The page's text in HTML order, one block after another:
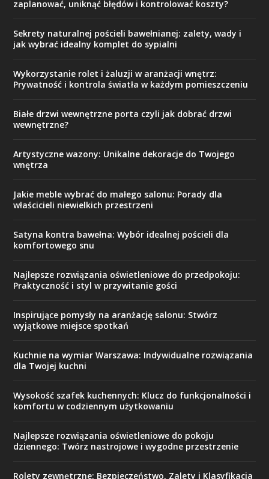
zaplanować, uniknąć błędów i kontrolować koszty?
Sekrety naturalnej pościeli bawełnianej: zalety, wady i
jak wybrać idealny komplet do sypialni
Wykorzystanie rolet i żaluzji w aranżacji wnętrz:
Prywatność i kontrola światła w każdym pomieszczeniu
Białe drzwi wewnętrzne porta czyli jak dobrać drzwi
wewnętrzne?
Artystyczne wazony: Unikalne dekoracje do Twojego
wnętrza
Jakie meble wybrać do małego salonu: Porady dla
właścicieli niewielkich przestrzeni
Satyna kontra bawełna: Wybór idealnej pościeli dla
komfortowego snu
Najlepsze rozwiązania oświetleniowe do przedpokoju:
Praktyczność i styl w przywitanie gości
Inspirujące pomysły na aranżację salonu: Stwórz
wyjątkowe miejsce spotkań
Kuchnie na wymiar Warszawa: Indywidualne rozwiązania
dla Twojej kuchni
Wysokość szafek kuchennych: Klucz do funkcjonalności i
komfortu w codziennym użytkowaniu
Najlepsze rozwiązania oświetleniowe do pokoju
dziennego: Twórz nastrojowe i wygodne przestrzenie
Rolety zewnętrzne: Bezpieczeństwo, Zalety i Klasyfikacja